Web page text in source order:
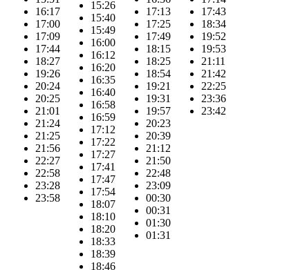
16:17
17:00
17:09
17:44
18:27
19:26
20:24
20:25
21:01
21:24
21:25
21:56
22:27
22:58
23:28
23:58
15:26
15:40
15:49
16:00
16:12
16:20
16:35
16:40
16:58
16:59
17:12
17:22
17:27
17:41
17:47
17:54
18:07
18:10
18:20
18:33
18:39
18:46
17:13
17:25
17:49
18:15
18:25
18:54
19:21
19:31
19:57
20:23
20:39
21:12
21:50
22:48
23:09
00:30
00:31
01:30
01:31
17:43
18:34
19:52
19:53
21:11
21:42
22:25
23:36
23:42